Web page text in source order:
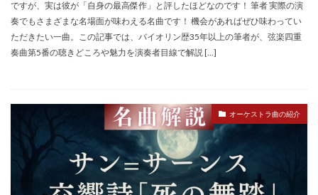
ですが、実は彼が「自身の最高傑作」と評したほどなのです！ 筆者 実際の演
奏でもさまざまな名場面が味わえる名曲です！ 機会があればぜひ味わってい
ただきたい一曲。この記事では、バイオリン歴35年以上の筆者が、弦楽四重
奏曲第5番の聴きどころや魅力を演奏者目線で解説 […]
オーケストラ曲の紹介